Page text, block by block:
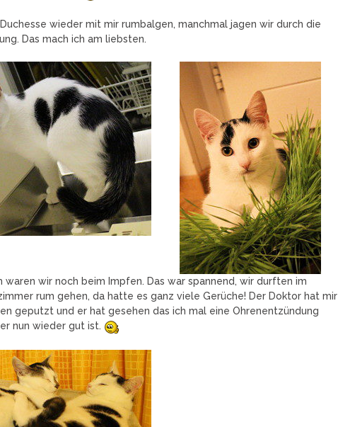
wieder mit mir rumbalgen, manchmal jagen wir durch die
Das mach ich am liebsten.
waren wir noch beim Impfen. Das war spannend, wir durften im
rum gehen, da hatte es ganz viele Gerüche! Der Doktor hat mir
geputzt und er hat gesehen das ich mal eine Ohrenentzündung
nun wieder gut ist.